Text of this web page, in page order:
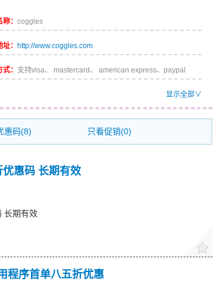
： coggles
： http://www.coggles.com
： 支持visa、 mastercard、 american express、paypal
显示全部∨
惠码(8) 只看促销(0)
惠码 长期有效
长期有效
程序首单八五折优惠